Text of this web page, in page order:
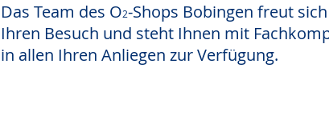
Das Team des O2-Shops Bobingen freut
Ihren Besuch und steht Ihnen mit
in allen Ihren Anliegen zur Verfügung.